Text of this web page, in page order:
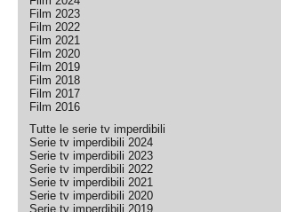
Film 2023
Film 2022
Film 2021
Film 2020
Film 2019
Film 2018
Film 2017
Film 2016
Tutte le serie tv imperdibili
Serie tv imperdibili 2024
Serie tv imperdibili 2023
Serie tv imperdibili 2022
Serie tv imperdibili 2021
Serie tv imperdibili 2020
Serie tv imperdibili 2019